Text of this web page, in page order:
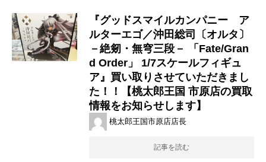
『グッドスマイルカンパニー ア
ルターエゴ／沖田総司〔オルタ〕
－絶剱・無穹三段－ 「Fate/Gran
d Order」 1/7スケールフィギュ
ア』買い取りさせていただきまし
た！！【桃太郎王国 市原店の買取
情報をお知らせします】
桃太郎王国市原店店長
記事を読む